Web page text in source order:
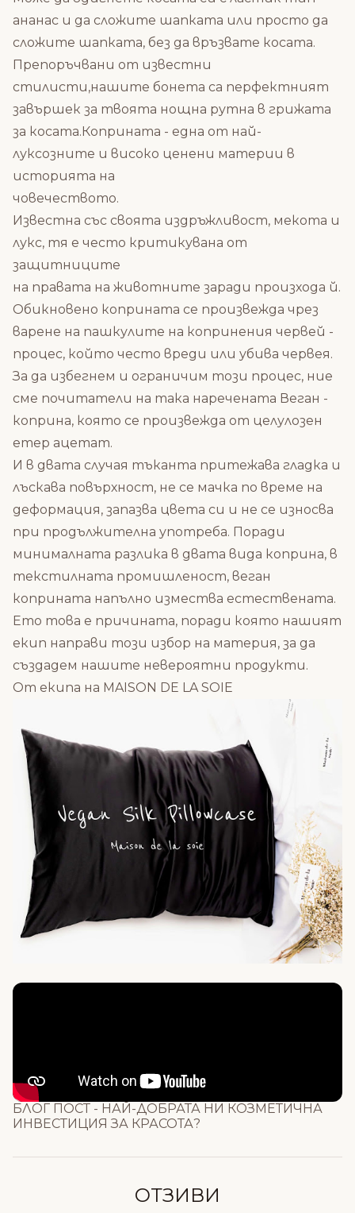
ананас и да сложите шапката или просто да
сложите шапката, без да връзвате косата.
Препоръчвани от известни
стилисти,нашите бонета са перфектният
завършек за твоята нощна рутна в грижата
за косата.Коприната - една от най-
луксозните и високо ценени материи в
историята на
човечеството.
Известна със своята издръжливост, мекота и
лукс, тя е често критикувана от
защитниците
на правата на животните заради произхода й.
Обикновено коприната се произвежда чрез
варене на пашкулите на копринения червей -
процес, който често вреди или убива червея.
За да избегнем и ограничим този процес, ние
сме почитатели на така наречената Веган -
коприна, която се произвежда от целулозен
етер ацетат.
И в двата случая тъканта притежава гладка и
лъскава повърхност, не се мачка по време на
деформация, запазва цвета си и не се износва
при продължителна употреба. Поради
минималната разлика в двата вида коприна, в
текстилната промишленост, веган
коприната напълно измества естествената.
Ето това е причината, поради която нашият
екип направи този избор на материя, за да
създадем нашите невероятни продукти.
От екипа на MAISON DE LA SOIE
КАКВО Е ВЕГАН КОПРИНА ?
БЛОГ ПОСТ - НАЙ-ДОБРАТА НИ КОЗМЕТИЧНА
ИНВЕСТИЦИЯ ЗА КРАСОТА?
ОТЗИВИ